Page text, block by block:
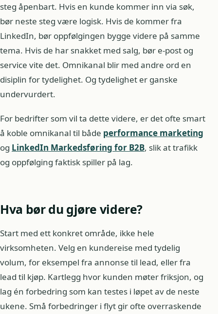
steg åpenbart. Hvis en kunde kommer inn via søk,
bør neste steg være logisk. Hvis de kommer fra
LinkedIn, bør oppfølgingen bygge videre på samme
tema. Hvis de har snakket med salg, bør e-post og
service vite det. Omnikanal blir med andre ord en
disiplin for tydelighet. Og tydelighet er ganske
undervurdert.
For bedrifter som vil ta dette videre, er det ofte smart
å koble omnikanal til både performance marketing
og LinkedIn Markedsføring for B2B, slik at trafikk
og oppfølging faktisk spiller på lag.
Hva bør du gjøre videre?
Start med ett konkret område, ikke hele
virksomheten. Velg en kundereise med tydelig
volum, for eksempel fra annonse til lead, eller fra
lead til kjøp. Kartlegg hvor kunden møter friksjon, og
lag én forbedring som kan testes i løpet av de neste
ukene. Små forbedringer i flyt gir ofte overraskende